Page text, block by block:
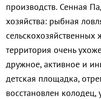
производств. Сенная
хозяйства: рыбная
территория очень
дружное, активное и
детская площадка,
восстановлен колодец,